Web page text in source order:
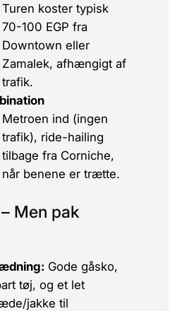
Turen koster typisk
70-100 EGP fra
Downtown eller
Zamalek, afhængigt af
trafik.
Metroen ind (ingen
trafik), ride-hailing
tilbage fra Corniche,
når benene er trætte.
Men pak
Gode gåsko,
tøj, og et let
jakke til